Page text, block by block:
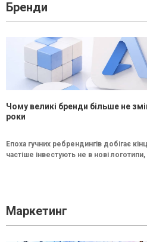
Бренди
Чому великі бренди більше не
роки
Епоха гучних ребрендингів добігає
частіше інвестують не в нові
Маркетинг